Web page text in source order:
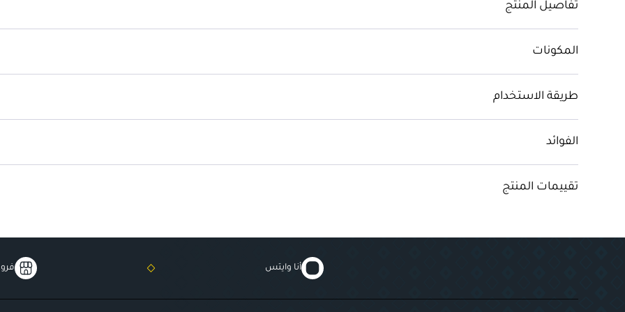
تفاصيل المنتج
المكونات
طريقة الاستخدام
الفوائد
تقييمات المنتج
أنا وايتس